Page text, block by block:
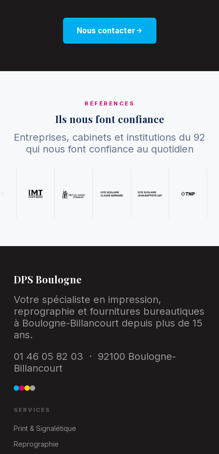
Nous contacter
RÉFÉRENCES
Ils nous font confiance
Entreprises, cabinets et institutions du 92
qui nous font confiance au quotidien
DPS Boulogne
Votre spécialiste en impression,
reprographie et fournitures bureautiques
à Boulogne-Billancourt depuis plus de 15
ans.
01 46 05 82 03 · 92100 Boulogne-
Billancourt
SERVICES
Print & Signalétique
Reprographie